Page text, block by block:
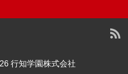
行知学園株式会社